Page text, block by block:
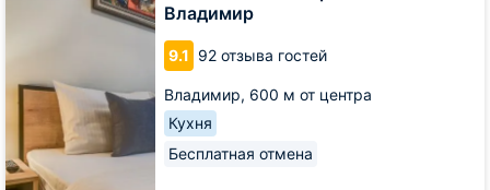
Владимир
9.1 92 отзыва гостей
Владимир, 600 м от центра
Кухня
Бесплатная отмена